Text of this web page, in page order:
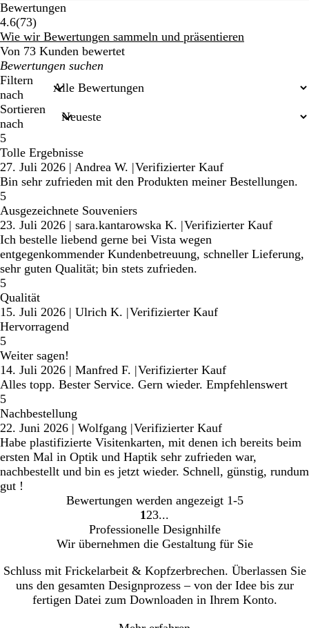
Bewertungen
4.6(7373
Bewertungen
)
Wie wir Bewertungen sammeln und präsentieren
Von 73 Kunden bewertet
Meine
Sucheingaben
Filtern
nach
Sortieren
nach
5
Tolle Ergebnisse
27. Juli 2026 | Andrea W. |Verifizierter Kauf
Bin sehr zufrieden mit den Produkten meiner Bestellungen.
5
Ausgezeichnete Souveniers
23. Juli 2026 | sara.kantarowska K. |Verifizierter Kauf
Ich bestelle liebend gerne bei Vista wegen
entgegenkommender Kundenbetreuung, schneller Lieferung,
sehr guten Qualität; bin stets zufrieden.
5
Qualität
15. Juli 2026 | Ulrich K. |Verifizierter Kauf
Hervorragend
5
Weiter sagen!
14. Juli 2026 | Manfred F. |Verifizierter Kauf
Alles topp. Bester Service. Gern wieder. Empfehlenswert
5
Nachbestellung
22. Juni 2026 | Wolfgang |Verifizierter Kauf
Habe plastifizierte Visitenkarten, mit denen ich bereits beim
ersten Mal in Optik und Haptik sehr zufrieden war,
nachbestellt und bin es jetzt wieder. Schnell, günstig, rundum
gut !
Bewertungen werden angezeigt 1-5
Gehe
zu
Seite
1 Gehe
zu
Seite
2 Gehe
zu
Seite
3
Professionelle Designhilfe
Wir übernehmen die Gestaltung für Sie
Schluss mit Frickelarbeit & Kopfzerbrechen. Überlassen Sie
uns den gesamten Designprozess – von der Idee bis zur
fertigen Datei zum Downloaden in Ihrem Konto.